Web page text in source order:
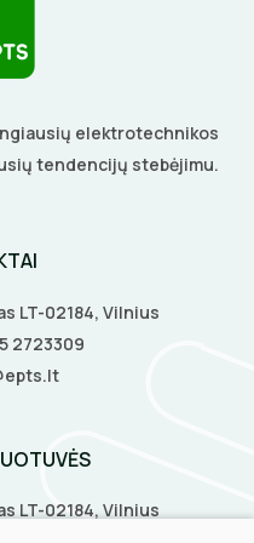
apsauga nuo apledėjimo
elektrotechnikos
tendencijų stebėjimu.
LT-02184, Vilnius
2723309
LT-02184, Vilnius